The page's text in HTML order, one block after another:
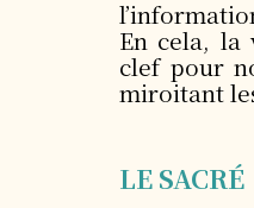
En cela, la
clef pour
miroitant
LE SACRÉ